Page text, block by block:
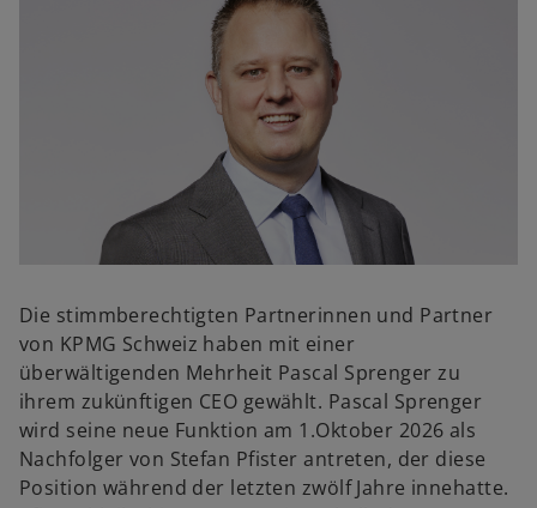
i
r
d
i
n
e
i
Die stimmberechtigten Partnerinnen und Partner
von KPMG Schweiz haben mit einer
überwältigenden Mehrheit Pascal Sprenger zu
ihrem zukünftigen CEO gewählt. Pascal Sprenger
wird seine neue Funktion am 1.Oktober 2026 als
Nachfolger von Stefan Pfister antreten, der diese
Position während der letzten zwölf Jahre innehatte.